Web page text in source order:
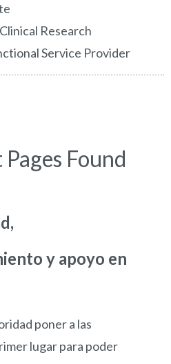
Research
Service Provider
Found
y apoyo en
poner a las
lugar para poder